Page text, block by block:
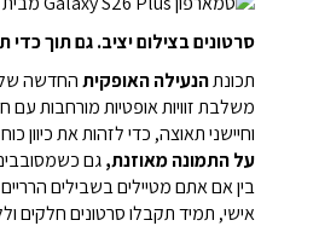
סרטונים בצילום יציב. גם תוך כדי
תכונתהנעילה האופקית
משלבת זוויות אופטיות מורחבות עם
וחיישני תאוצה, כדי לזהות את כיוון
על התמונה מאוזנת,
בין אם אתם מטיילים בשבילים
אישי, תמיד תקבלו סרטונים חלקים